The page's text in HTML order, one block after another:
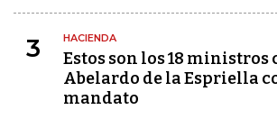
3 HACIENDA
Estos son los 18 ministros
Abelardo de la Espriella
mandato